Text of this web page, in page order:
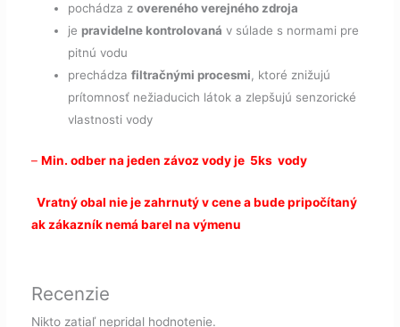
pochádza z overeného verejného zdroja
je pravidelne kontrolovaná v súlade s normami pre
pitnú vodu
prechádza filtračnými procesmi, ktoré znižujú
prítomnosť nežiaducich látok a zlepšujú senzorické
vlastnosti vody
– Min. odber na jeden závoz vody je 5ks vody
Vratný obal nie je zahrnutý v cene a bude pripočítaný
ak zákazník nemá barel na výmenu
Recenzie
Nikto zatiaľ nepridal hodnotenie.